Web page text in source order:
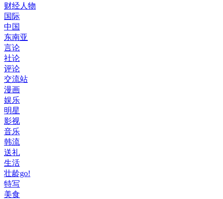
财经人物
国际
中国
东南亚
言论
社论
评论
交流站
漫画
娱乐
明星
影视
音乐
韩流
送礼
生活
壮龄go!
特写
美食